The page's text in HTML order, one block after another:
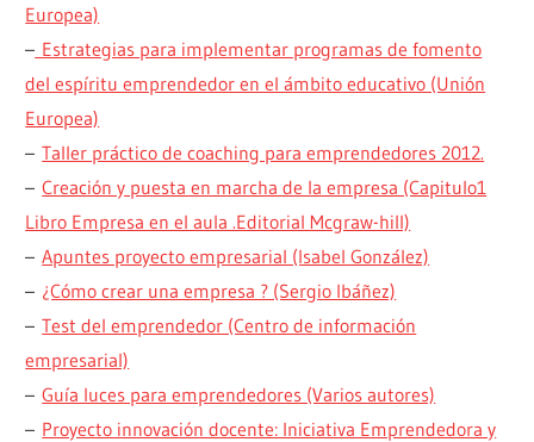
Europea)
– Estrategias para implementar programas de fomento
del espíritu emprendedor en el ámbito educativo (Unión
Europea)
–Taller práctico de coaching para emprendedores 2012.
–Creación y puesta en marcha de la empresa (Capitulo1
Libro Empresa en el aula .Editorial Mcgraw-hill)
–Apuntes proyecto empresarial (Isabel González)
– ¿Cómo crear una empresa ? (Sergio Ibáñez)
–Test del emprendedor (Centro de información
empresarial)
–Guía luces para emprendedores (Varios autores)
– Proyecto innovación docente: Iniciativa Emprendedora y